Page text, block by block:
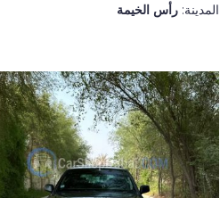
المدينة: رأس الخيمة